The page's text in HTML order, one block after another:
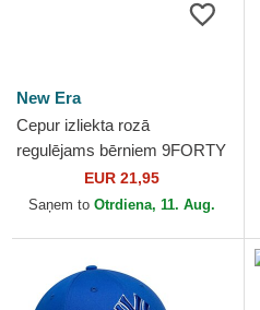
New Era
Cepur izliekta rozā
regulējams bērniem 9FORTY
Food Icon Cupcake no New
York Yankees MLB no New
EUR 21,95
Saņem to Otrdiena, 11. Aug.